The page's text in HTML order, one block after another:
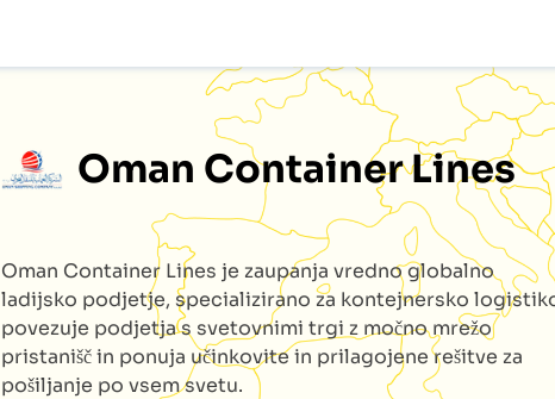
Oman Container Lines
Oman Container Lines je zaupanja vredno globalno
ladijsko podjetje, specializirano za kontejnersko
povezuje podjetja s svetovnimi trgi z močno mrežo
pristanišč in ponuja učinkovite in prilagojene rešitve za
pošiljanje po vsem svetu.